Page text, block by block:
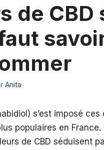
de
Anita
s’est imposé
populaires en
de CBD séduisent